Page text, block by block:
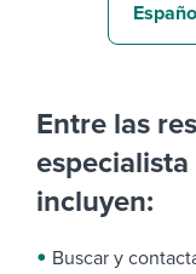
Entre las
incluyen:
Buscar y